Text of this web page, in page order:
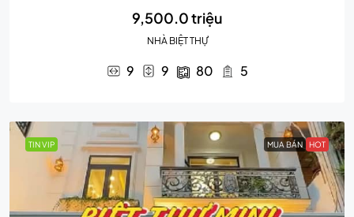
9,500.0 triệu
NHÀ BIỆT THỰ
9 9 80 5
TIN VIP MUA BÁN HOT